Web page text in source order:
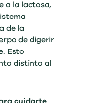
a la lactosa,
de la
de digerir
Esto
distinto al
cuidarte